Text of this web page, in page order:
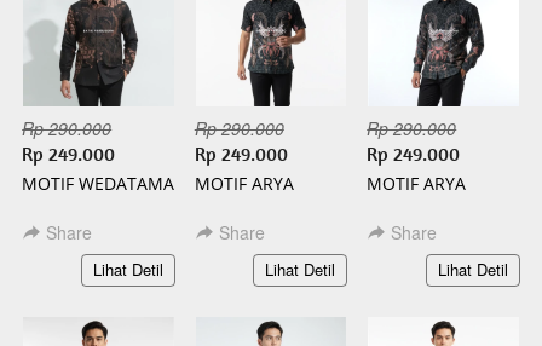
Rp 290.000
Rp 249.000
MOTIF WEDATAMA
SLIMFIT
Share
`Lihat Detil
Rp 290.000
Rp 249.000
MOTIF ARYA
SLIMFIT
Share
`
Lihat Detil
Rp 290.000
Rp 249.000
MOTIF ARYA
SLIMFIT
Share
`Lihat Detil